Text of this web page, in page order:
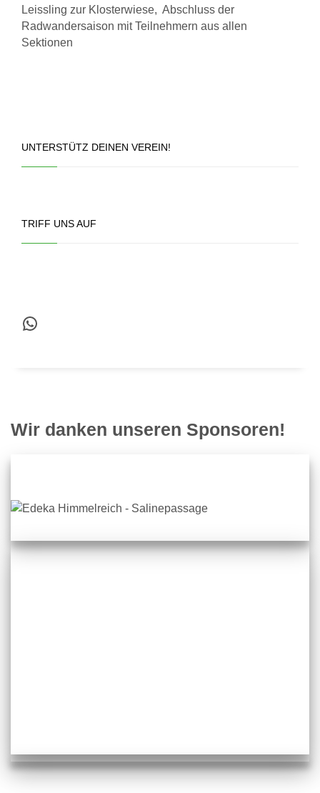
Leissling zur Klosterwiese, Abschluss der
Radwandersaison mit Teilnehmern aus allen
Sektionen
UNTERSTÜTZ DEINEN VEREIN!
TRIFF UNS AUF
WhatsApp
Wir danken unseren Sponsoren!